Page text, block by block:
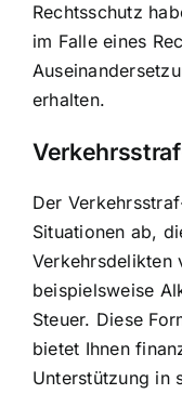
Rechtsschutz
im Falle eines
erhalten.
Der
Situationen ab,
Verkehrsdelikten
beispielsweise
Steuer. Diese
bietet Ihnen
Unterstützung in